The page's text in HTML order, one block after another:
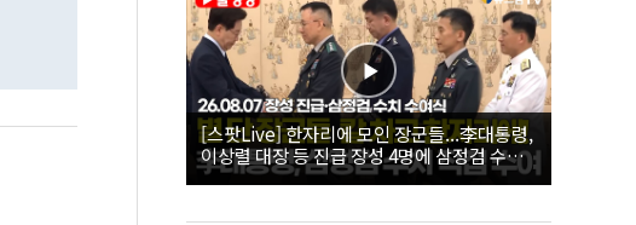
[스팟Live] 한자리에 모인 장군들...李대통령,
이상렬 대장 등 진급 장성 4명에 삼정검 수치
직접 수여｜26.08.07 장성 진급·삼정검 수치